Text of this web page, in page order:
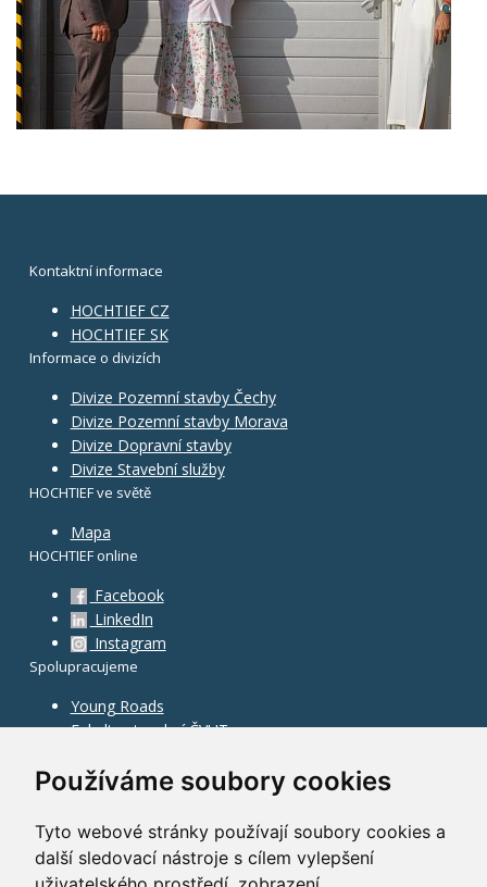
Používáme soubory cookies
Tyto webové stránky používají soubory cookies a
další sledovací nástroje s cílem vylepšení
Kontaktní informace
HOCHTIEF CZ
HOCHTIEF SK
Informace o divizích
Divize Pozemní stavby Čechy
Divize Pozemní stavby Morava
Divize Dopravní stavby
Divize Stavební služby
HOCHTIEF ve světě
Mapa
HOCHTIEF online
Facebook
LinkedIn
Instagram
Spolupracujeme
Young Roads
Fakulta stavební ČVUT